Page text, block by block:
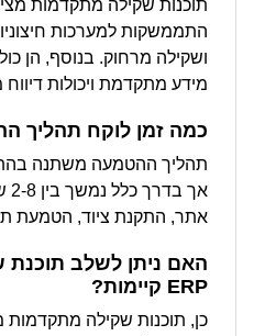
תוכנות שקילה מתקדמות
התממשקות למערכות
ושקילה מרחוק. בנוסף, הן
מידע מתקדמת ויכולות
כמה זמן לוקח תהליך
תהליך ההטמעה משתנה
אתר, התקנת ציוד, הטמעת
האם ניתן לשלב
ERP קיימות?
כן, תוכנות שקילה מתקדמות